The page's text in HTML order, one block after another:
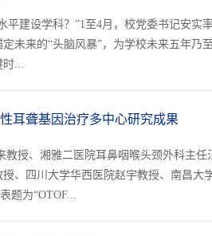
建设学科？”1至4月，校党委书记安
未来的“头脑风暴”，为学校未来五年
时...
耳聋基因治疗多中心研究成果
授、湘雅二医院耳鼻咽喉头颈外科主
、四川大学华西医院赵宇教授、南昌
题为“OTOF...